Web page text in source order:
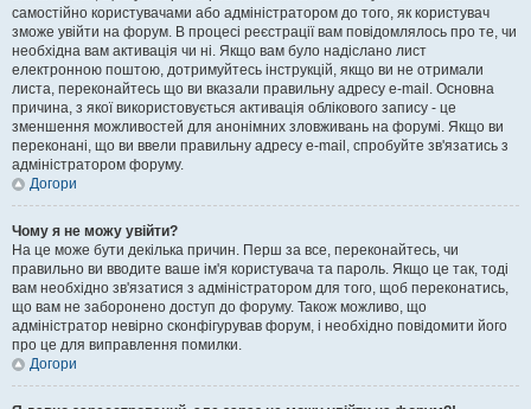
самостійно користувачами або адміністратором до того, як користувач
зможе увійти на форум. В процесі реєстрації вам повідомлялось про те, чи
необхідна вам активація чи ні. Якщо вам було надіслано лист
електронною поштою, дотримуйтесь інструкцій, якщо ви не отримали
листа, переконайтесь що ви вказали правильну адресу e-mail. Основна
причина, з якої використовується активація облікового запису - це
зменшення можливостей для анонімних зловживань на форумі. Якщо ви
переконані, що ви ввели правильну адресу e-mail, спробуйте зв'язатись з
адміністратором форуму.
Догори
Чому я не можу увійти?
На це може бути декілька причин. Перш за все, переконайтесь, чи
правильно ви вводите ваше ім'я користувача та пароль. Якщо це так, тоді
вам необхідно зв'язатися з адміністратором для того, щоб переконатись,
що вам не заборонено доступ до форуму. Також можливо, що
адміністратор невірно сконфігурував форум, і необхідно повідомити його
про це для виправлення помилки.
Догори